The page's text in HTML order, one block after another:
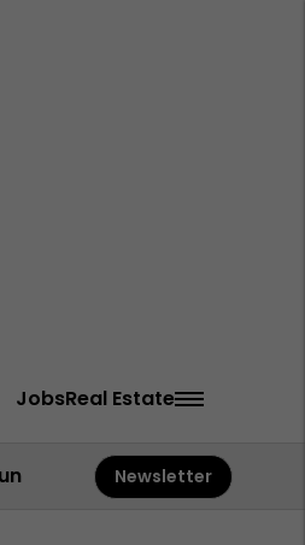
JobsReal Estate
Newsletter